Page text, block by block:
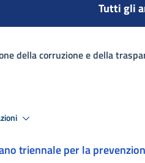
Tutti gli
della corruzione e della
triennale per la